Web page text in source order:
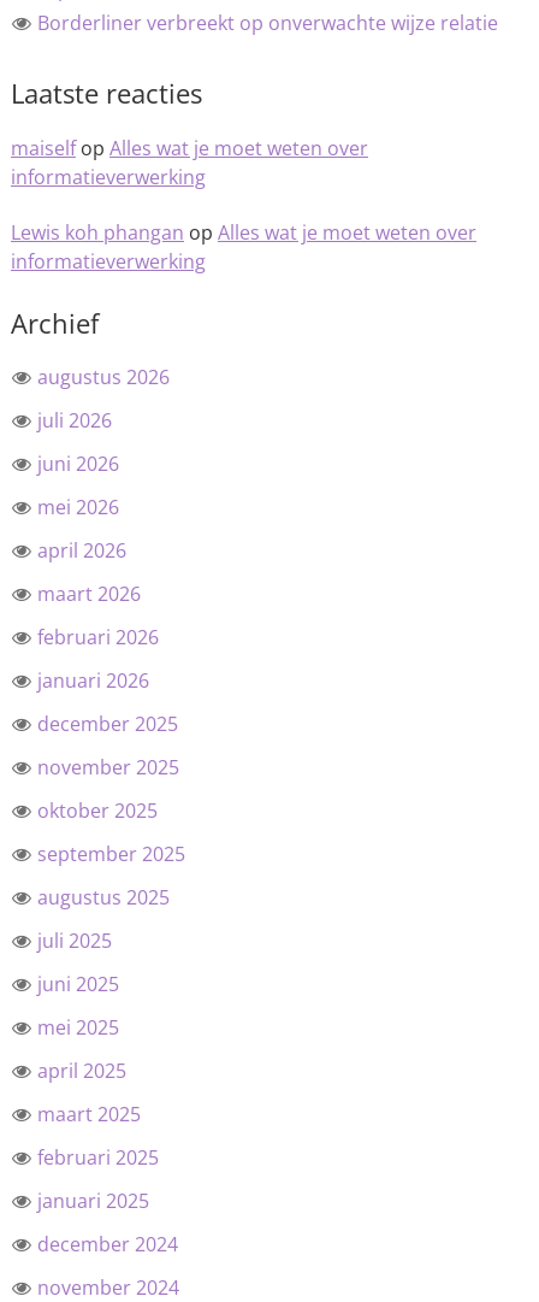
Borderliner verbreekt op onverwachte wijze relatie
Laatste reacties
maiselfop Alles wat je moet weten over
informatieverwerking
Lewis koh phangan op Alles wat je moet weten over
informatieverwerking
Archief
augustus 2026
juli 2026
juni 2026
mei 2026
april 2026
maart 2026
februari 2026
januari 2026
december 2025
november 2025
oktober 2025
september 2025
augustus 2025
juli 2025
juni 2025
mei 2025
april 2025
maart 2025
februari 2025
januari 2025
december 2024
november 2024